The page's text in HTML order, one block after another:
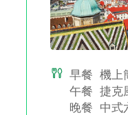
早餐 機上
午餐 捷克
晚餐 中式